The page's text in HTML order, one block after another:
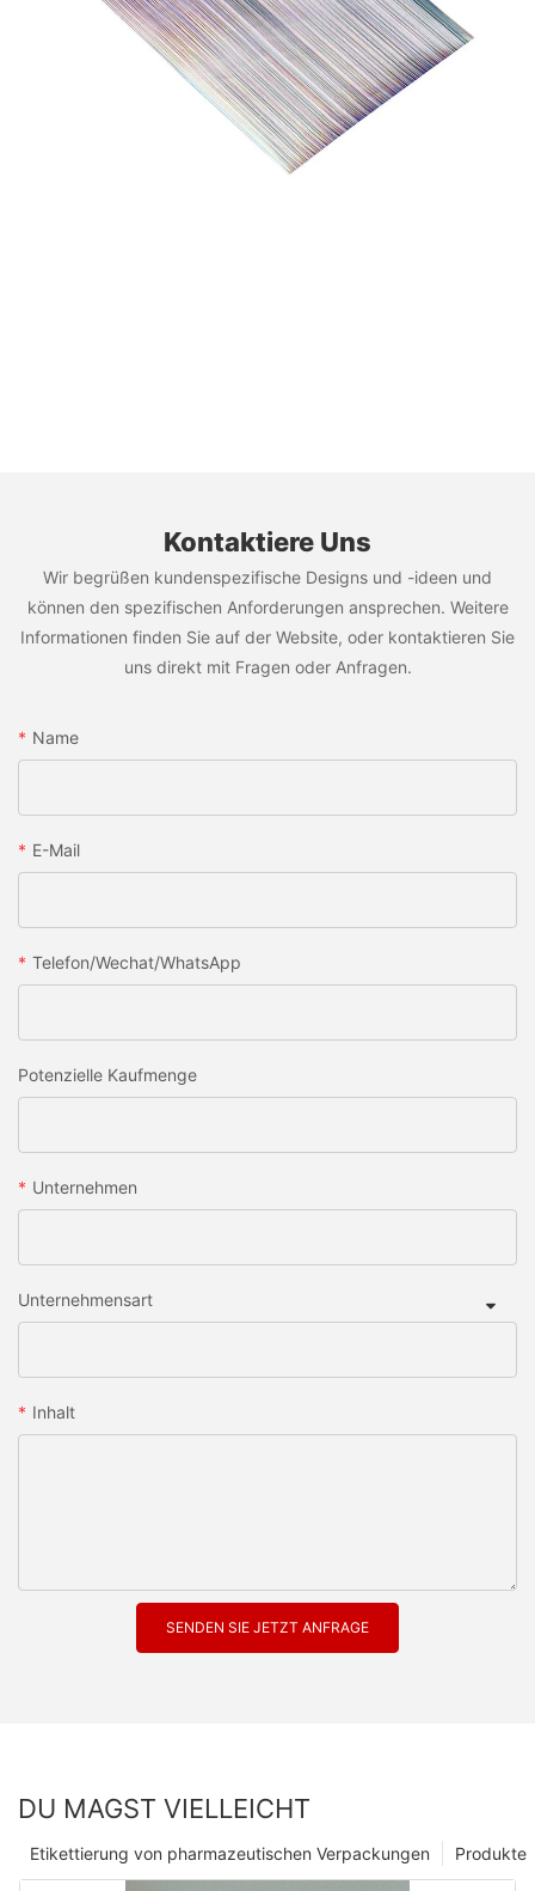
Kontaktiere Uns
Wir begrüßen kundenspezifische Designs und -ideen und
können den spezifischen Anforderungen ansprechen. Weitere
Informationen finden Sie auf der Website, oder kontaktieren Sie
uns direkt mit Fragen oder Anfragen.
Name
E-Mail
Telefon/Wechat/WhatsApp
Potenzielle Kaufmenge
Unternehmen
Unternehmensart
Inhalt
SENDEN SIE JETZT ANFRAGE
DU MAGST VIELLEICHT
Produkte
Etikettierung von pharmazeutischen Verpackungen